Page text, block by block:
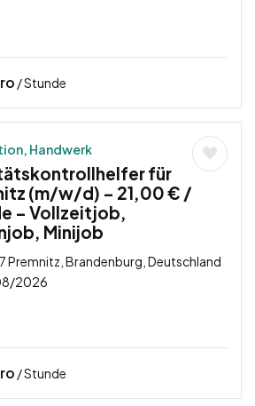
/ Stunde
Handwerk
für
(m/w/d) – 21,00 € /
– Vollzeitjob,
Minijob
Premnitz, Brandenburg, Deutschland
2026
/ Stunde